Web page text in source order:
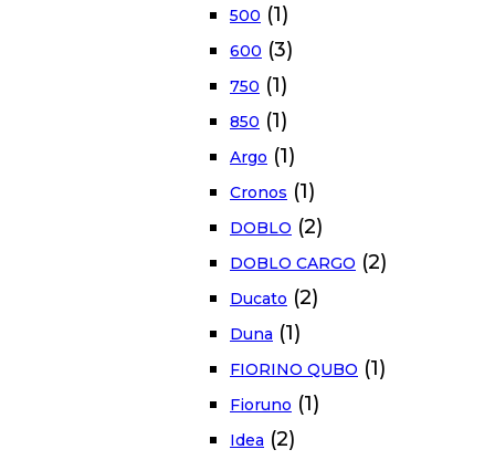
500 (1)
600 (3)
750 (1)
850 (1)
Argo (1)
Cronos (1)
DOBLO (2)
DOBLO CARGO (2)
Ducato (2)
Duna (1)
FIORINO QUBO (1)
Fioruno (1)
Idea (2)